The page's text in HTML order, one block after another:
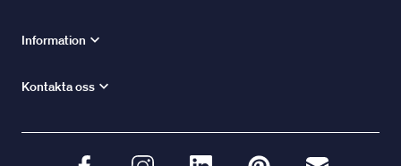
Information
Kontakta oss